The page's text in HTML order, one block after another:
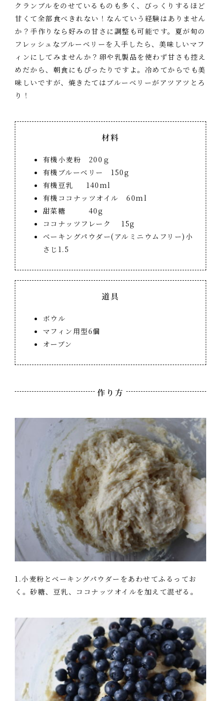
クランブルをのせているものも多く、びっくりするほど
甘くて全部食べきれない！なんていう経験はありません
か？手作りなら好みの甘さに調整も可能です。夏が旬の
フレッシュなブルーベリーを入手したら、美味しいマフ
ィンにしてみませんか？卵や乳製品を使わず甘さも控え
めだから、朝食にもぴったりですよ。冷めてからでも美
味しいですが、焼きたてはブルーベリーがアツアツとろ
り！
材料
有機小麦粉 200ｇ
有機ブルーベリー 150g
有機豆乳 140ml
有機ココナッツオイル 60ml
甜菜糖 40g
ココナッツフレーク 15g
ベーキングパウダー(アルミニウムフリー)小
さじ1.5
道具
ボウル
マフィン用型6個
オーブン
作り方
1.小麦粉とベーキングパウダーをあわせてふるってお
く。砂糖、豆乳、ココナッツオイルを加えて混ぜる。